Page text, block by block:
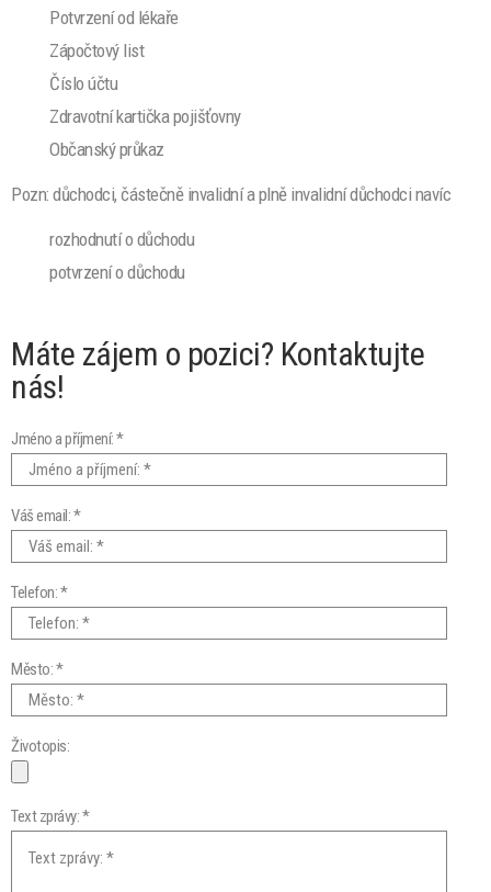
Potvrzení od lékaře
Zápočtový list
Číslo účtu
Zdravotní kartička pojišťovny
Občanský průkaz
Pozn: důchodci, částečně invalidní a plně invalidní důchodci navíc
rozhodnutí o důchodu
potvrzení o důchodu
Máte zájem o pozici? Kontaktujte
nás!
Jméno a příjmení: *
Váš email: *
Telefon: *
Město: *
Životopis:
Text zprávy: *